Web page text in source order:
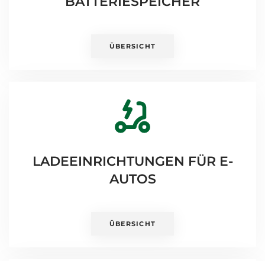
ÜBERSICHT
LADEEINRICHTUNGEN FÜR E-
AUTOS
ÜBERSICHT